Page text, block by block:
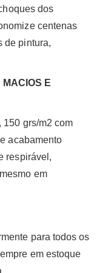
dos
centenas
de pintura,
E
150 grs/m2 com
acabamento
respirável,
em
para todos os
em estoque